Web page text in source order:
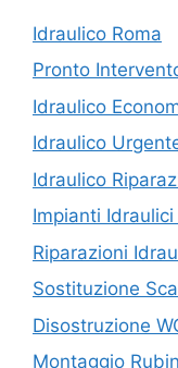
Idraulico Roma
Pronto
Idraulico
Idraulico
Idraulico
Impianti Idraulici
Riparazioni
Sostituzione
Disostruzione
Montaggio